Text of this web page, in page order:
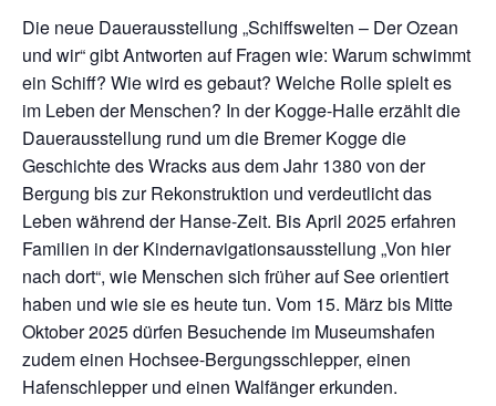
Die neue Dauerausstellung „Schiffswelten – Der Ozean
und wir“ gibt Antworten auf Fragen wie: Warum schwimmt
ein Schiff? Wie wird es gebaut? Welche Rolle spielt es
im Leben der Menschen? In der Kogge-Halle erzählt die
Dauerausstellung rund um die Bremer Kogge die
Geschichte des Wracks aus dem Jahr 1380 von der
Bergung bis zur Rekonstruktion und verdeutlicht das
Leben während der Hanse-Zeit. Bis April 2025 erfahren
Familien in der Kindernavigationsausstellung „Von hier
nach dort“, wie Menschen sich früher auf See orientiert
haben und wie sie es heute tun. Vom 15. März bis Mitte
Oktober 2025 dürfen Besuchende im Museumshafen
zudem einen Hochsee-Bergungsschlepper, einen
Hafenschlepper und einen Walfänger erkunden.